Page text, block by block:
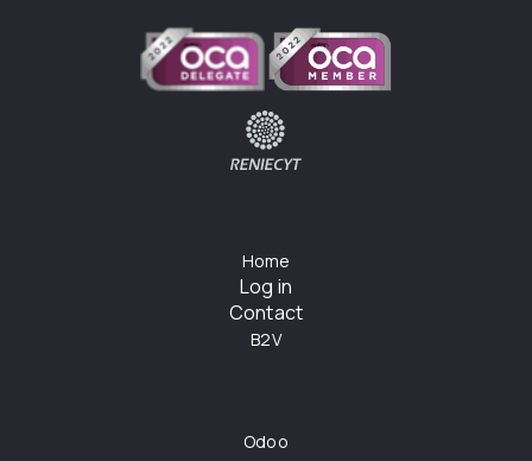
Home
Log in
Contact
B2V
Odoo